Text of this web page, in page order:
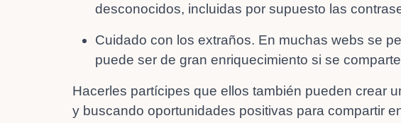
desconocidos, incluidas por supuesto las
Cuidado con los extraños. En muchas webs se
puede ser de gran enriquecimiento si se
​​Hacerles partícipes que ellos también pueden crear
y buscando oportunidades positivas para compartir